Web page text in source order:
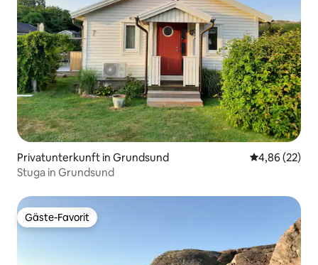
Privatunterkunft in Grundsund
4,86 (22)
Stuga in Grundsund
Gäste-Favorit
Gäste-Favorit